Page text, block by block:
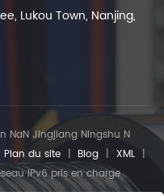
Lukou Town, Nanjing,
NaN Jingjiang Ningshu N
Plan du site | Blog | XML |
IPv6 pris en charge